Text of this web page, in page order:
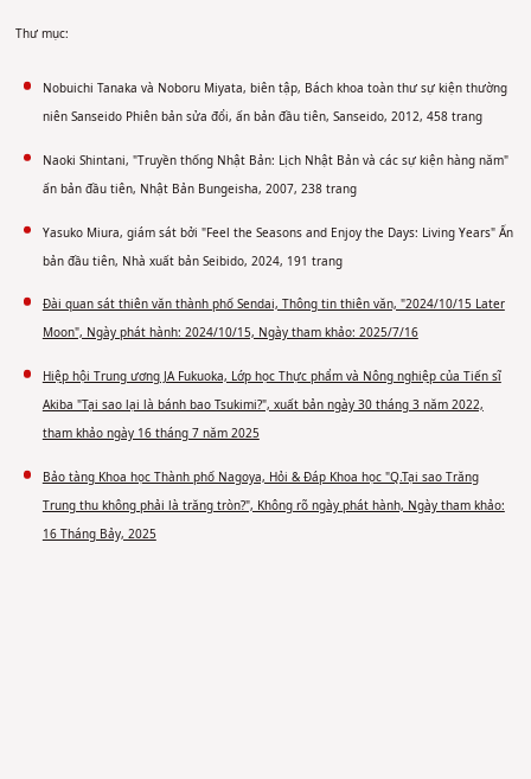
Thư mục:
Nobuichi Tanaka và Noboru Miyata, biên tập, Bách khoa toàn thư sự kiện thường
niên Sanseido Phiên bản sửa đổi, ấn bản đầu tiên, Sanseido, 2012, 458 trang
Naoki Shintani, "Truyền thống Nhật Bản: Lịch Nhật Bản và các sự kiện hàng năm"
ấn bản đầu tiên, Nhật Bản Bungeisha, 2007, 238 trang
Yasuko Miura, giám sát bởi "Feel the Seasons and Enjoy the Days: Living Years" Ấn
bản đầu tiên, Nhà xuất bản Seibido, 2024, 191 trang
Đài quan sát thiên văn thành phố Sendai, Thông tin thiên văn, "2024/10/15 Later
Moon", Ngày phát hành: 2024/10/15, Ngày tham khảo: 2025/7/16
Hiệp hội Trung ương JA Fukuoka, Lớp học Thực phẩm và Nông nghiệp của Tiến sĩ
Akiba "Tại sao lại là bánh bao Tsukimi?", xuất bản ngày 30 tháng 3 năm 2022,
tham khảo ngày 16 tháng 7 năm 2025
Bảo tàng Khoa học Thành phố Nagoya, Hỏi & Đáp Khoa học "Q.Tại sao Trăng
Trung thu không phải là trăng tròn?", Không rõ ngày phát hành, Ngày tham khảo:
16 Tháng Bảy, 2025